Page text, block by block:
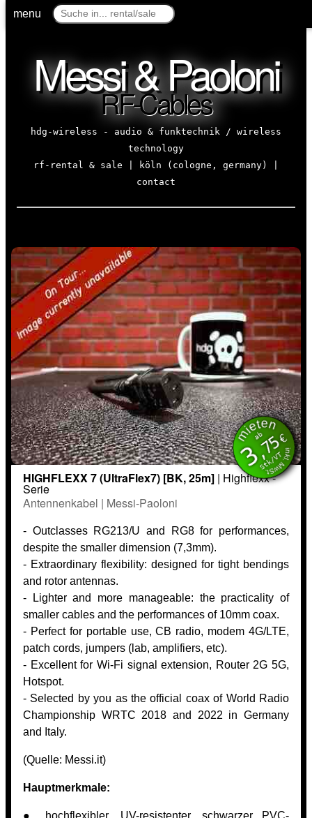
menu
Messi & Paoloni
RF-Cables
hdg-wireless - audio & funktechnik / wireless
technology
rf-rental & sale | köln (cologne, germany) |
contact
mieten
inkl. MwSt.
ab
3,75€
Stk/VT
HIGHFLEXX 7 (UltraFlex7) [BK, 25m] | Highflexx -
Serie
Antennenkabel | Messi-Paoloni
- Outclasses RG213/U and RG8 for performances,
despite the smaller dimension (7,3mm).
- Extraordinary flexibility: designed for tight bendings
and rotor antennas.
- Lighter and more manageable: the practicality of
smaller cables and the performances of 10mm coax.
- Perfect for portable use, CB radio, modem 4G/LTE,
patch cords, jumpers (lab, amplifiers, etc).
- Excellent for Wi-Fi signal extension, Router 2G 5G,
Hotspot.
- Selected by you as the official coax of World Radio
Championship WRTC 2018 and 2022 in Germany
and Italy.
(Quelle: Messi.it)
Hauptmerkmale: